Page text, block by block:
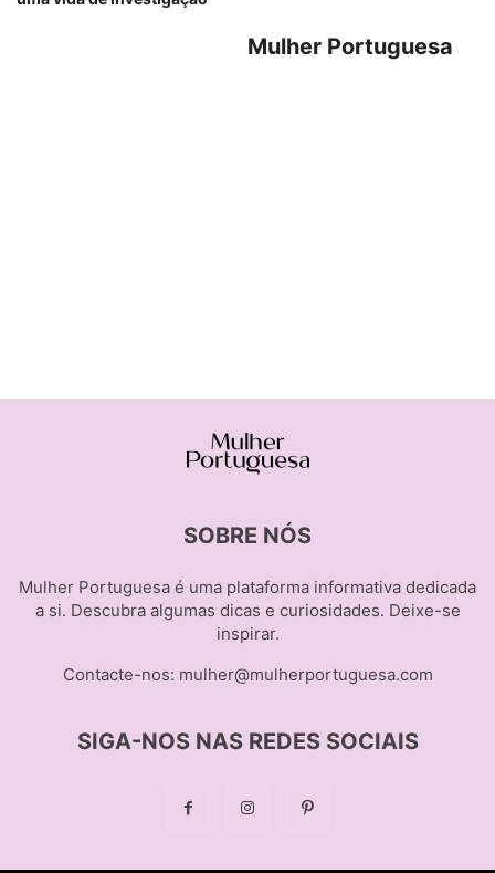
Mulher Portuguesa
SOBRE NÓS
Mulher Portuguesa é uma plataforma informativa dedicada
a si. Descubra algumas dicas e curiosidades. Deixe-se
inspirar.
Contacte-nos: mulher@mulherportuguesa.com
SIGA-NOS NAS REDES SOCIAIS